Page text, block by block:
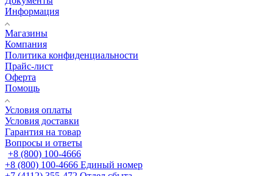
Информация
Магазины
Компания
Политика конфиденциальности
Прайс-лист
Оферта
Помощь
Условия оплаты
Условия доставки
Гарантия на товар
Вопросы и ответы
+8 (800) 100-4666
+8 (800) 100-4666 Единый номер